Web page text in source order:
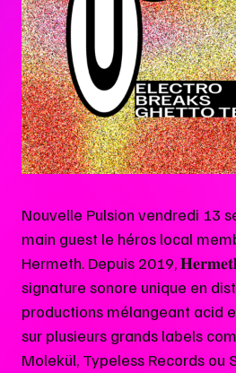
Nouvelle Pulsion vendredi 13
main guest le héros local
Hermeth. Depuis 2019,
signature sonore unique en
productions mélangeant acid
sur plusieurs grands labels
Molekül, Typeless Records ou